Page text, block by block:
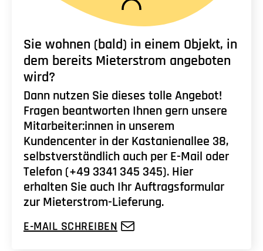
Sie wohnen (bald) in einem Objekt, in
dem bereits Mieterstrom angeboten
wird?
Dann nutzen Sie dieses tolle Angebot!
Fragen beantworten Ihnen gern unsere
Mitarbeiter:innen in unserem
Kundencenter in der Kastanienallee 38,
selbstverständlich auch per E-Mail oder
Telefon (+49 3341 345 345). Hier
erhalten Sie auch Ihr Auftragsformular
zur Mieterstrom-Lieferung.
E-MAIL SCHREIBEN